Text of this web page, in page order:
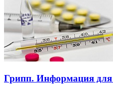
Грипп. Информация для